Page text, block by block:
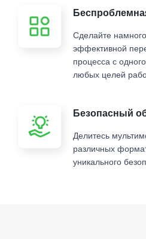
Сделайте
эффективной
процесса с
любых целей
Безопасный
Делитесь
различных
уникального